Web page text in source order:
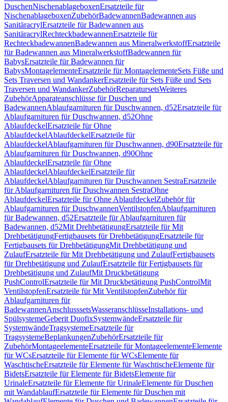
DuschenNischenablageboxenErsatzteile für
NischenablageboxenZubehörBadewannenBadewannen aus
SanitäracrylErsatzteile für Badewannen aus
SanitäracrylRechteckbadewannenErsatzteile für
RechteckbadewannenBadewannen aus MineralwerkstoffErsatzteile
für Badewannen aus MineralwerkstoffBadewannen für
BabysErsatzteile für Badewannen für
BabysMontagelementeErsatzteile für MontagelementeSets Füße und
Sets Traversen und WandankerErsatzteile für Sets Füße und Sets
Traversen und WandankerZubehörReparatursetsWeiteres
ZubehörApparateanschlüsse für Duschen und
BadewannenAblaufgarnituren für Duschwannen, d52Ersatzteile für
Ablaufgarnituren für Duschwannen, d52Ohne
AblaufdeckelErsatzteile für Ohne
AblaufdeckelAblaufdeckelErsatzteile für
AblaufdeckelAblaufgarnituren für Duschwannen, d90Ersatzteile für
Ablaufgarnituren für Duschwannen, d90Ohne
AblaufdeckelErsatzteile für Ohne
AblaufdeckelAblaufdeckelErsatzteile für
AblaufdeckelAblaufgarnituren für Duschwannen SestraErsatzteile
für Ablaufgarnituren für Duschwannen SestraOhne
AblaufdeckelErsatzteile für Ohne AblaufdeckelZubehör für
Ablaufgarnituren für DuschwannenVentilstopfenAblaufgarnituren
für Badewannen, d52Ersatzteile für Ablaufgarnituren für
Badewannen, d52Mit DrehbetätigungErsatzteile für Mit
DrehbetätigungFertigbausets für DrehbetätigungErsatzteile für
Fertigbausets für DrehbetätigungMit Drehbetätigung und
ZulaufErsatzteile für Mit Drehbetätigung und ZulaufFertigbausets
für Drehbetätigung und ZulaufErsatzteile für Fertigbausets für
Drehbetätigung und ZulaufMit Druckbetätigung
PushControlErsatzteile für Mit Druckbetätigung PushControlMit
VentilstopfenErsatzteile für Mit VentilstopfenZubehör für
Ablaufgarnituren für
BadewannenAnschlusssetsWasseranschlüsseInstallations- und
SpülsystemeGeberit DuofixSystemwändeErsatzteile für
SystemwändeTragsystemeErsatzteile für
TragsystemeBeplankungenZubehörErsatzteile für
ZubehörMontageelementeErsatzteile für MontageelementeElemente
für WCsErsatzteile für Elemente für WCsElemente für
WaschtischeErsatzteile für Elemente für WaschtischeElemente für
BidetsErsatzteile für Elemente für BidetsElemente für
UrinaleErsatzteile für Elemente für UrinaleElemente für Duschen
mit WandablaufErsatzteile für Elemente für Duschen mit